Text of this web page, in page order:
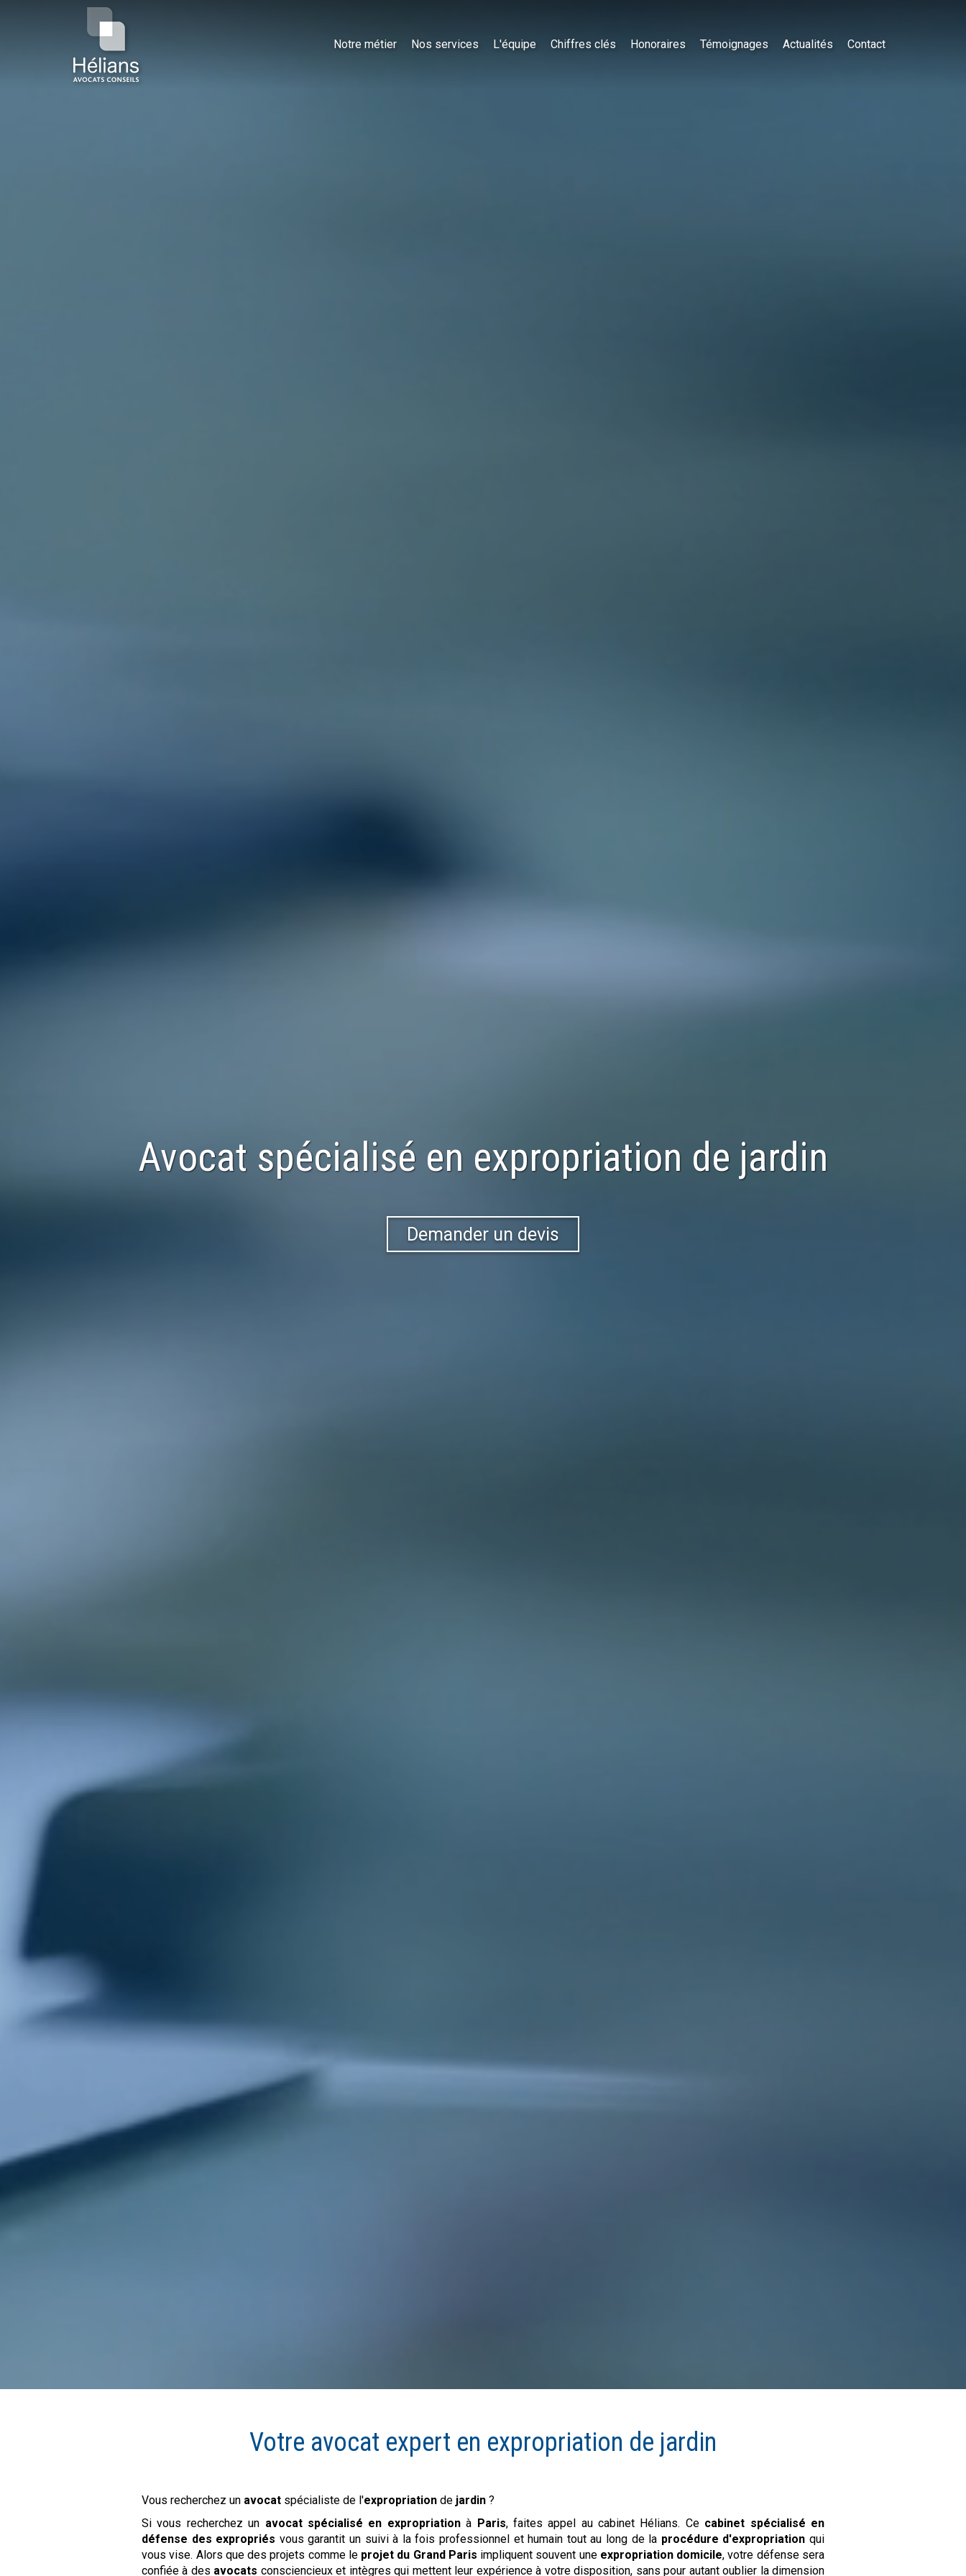
Notre métier Nos services L'équipe Chiffres clés Honoraires Témoignages Actualités Contact
Avocat spécialisé en expropriation de jardin
Demander un devis
Votre avocat expert en expropriation de jardin
Vous recherchez un avocat spécialiste de l'expropriationde jardin ?
Si vous recherchez un avocat spécialisé en expropriationà Paris, faites appel au cabinet Hélians. Ce cabinet spécialisé en
défense des expropriés vous garantit un suivi à la fois professionnel et humain tout au long de la procédure d'expropriation qui
vous vise. Alors que des projets comme le projet du Grand Paris impliquent souvent une expropriation domicile, votre défense sera
confiée à des avocats consciencieux et intègres qui mettent leur expérience à votre disposition, sans pour autant oublier la dimension